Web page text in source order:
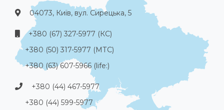
04073, Київ, вул. Сирецька, 5
+380 (67) 327-5977 (КС)
+380 (50) 317-5977 (МТС)
+380 (63) 607-5966 (life:)
+380 (44) 467-5977
+380 (44) 599-5977